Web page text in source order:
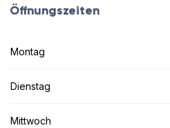
Öffnungszeiten
Montag
Dienstag
Mittwoch